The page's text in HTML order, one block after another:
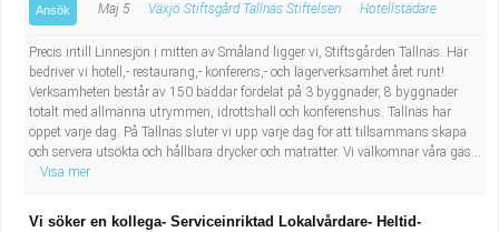
Ansök Maj 5 Växjö Stiftsgård Tallnäs Stiftelsen Hotellstädare
Precis intill Linnesjön i mitten av Småland ligger vi, Stiftsgården Tallnäs. Här
bedriver vi hotell,- restaurang,- konferens,- och lägerverksamhet året runt!
Verksamheten består av 150 bäddar fördelat på 3 byggnader, 8 byggnader
totalt med allmänna utrymmen, idrottshall och konferenshus. Tallnäs har
öppet varje dag. På Tallnäs sluter vi upp varje dag för att tillsammans skapa
och servera utsökta och hållbara drycker och maträtter. Vi välkomnar våra gäs...
Visa mer
Vi söker en kollega- Serviceinriktad Lokalvårdare- Heltid-